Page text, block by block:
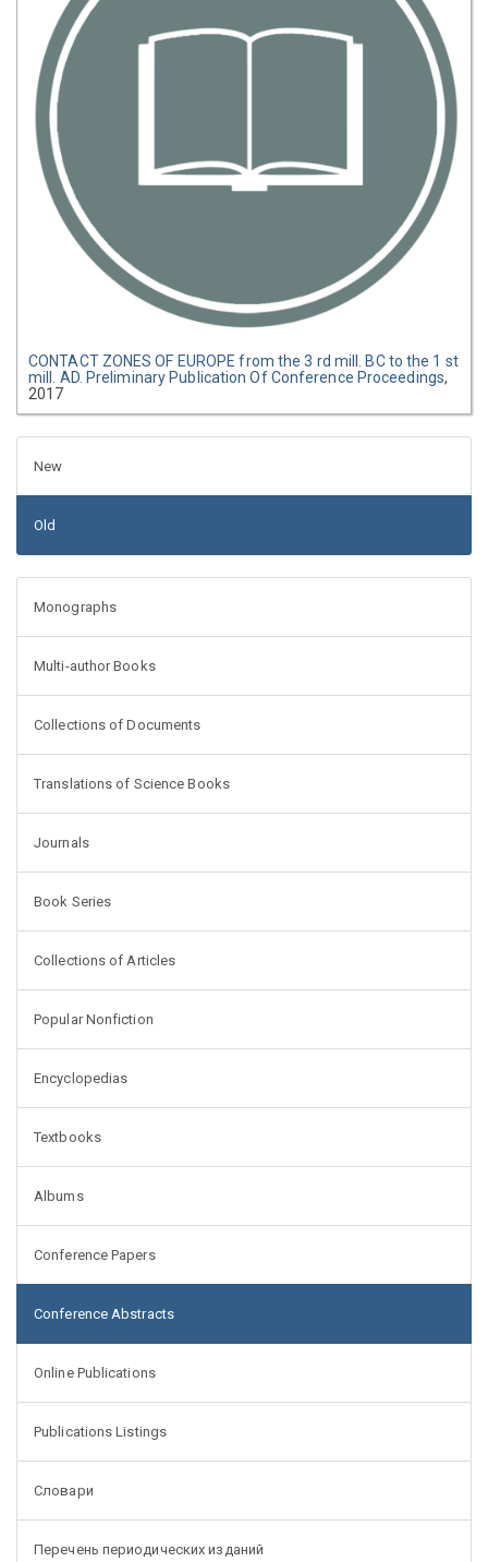
CONTACT ZONES OF EUROPE from the 3 rd mill. BC to the 1 st
mill. AD. Preliminary Publication Of Conference Proceedings,
2017
New
Old
Monographs
Multi-author Books
Collections of Documents
Translations of Science Books
Journals
Book Series
Collections of Articles
Popular Nonfiction
Encyclopedias
Textbooks
Albums
Conference Papers
Conference Abstracts
Online Publications
Publications Listings
Словари
Перечень периодических изданий